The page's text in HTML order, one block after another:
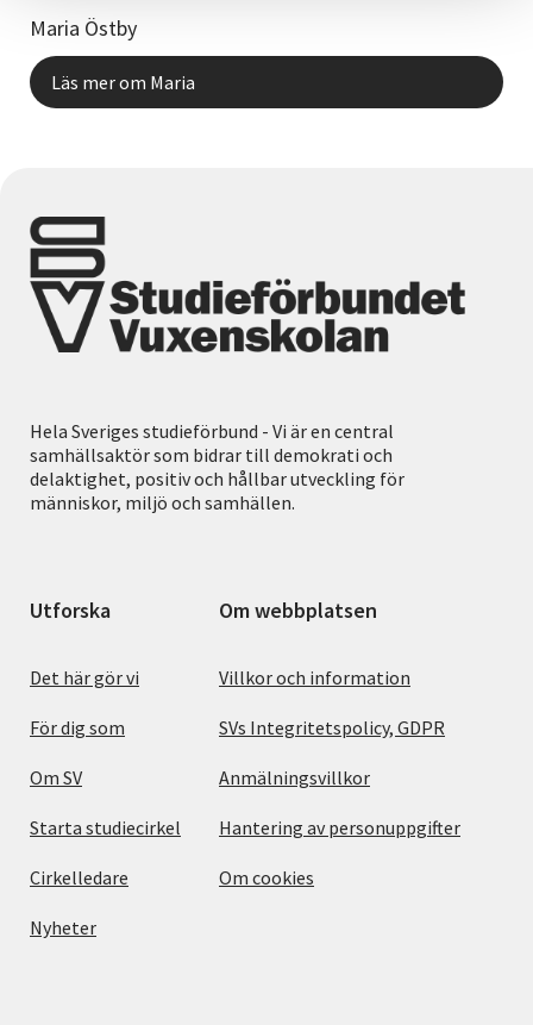
Maria Östby
Läs mer om Maria
Hela Sveriges studieförbund - Vi är en central
samhällsaktör som bidrar till demokrati och
delaktighet, positiv och hållbar utveckling för
människor, miljö och samhällen.
Utforska
Det här gör vi
För dig som
Om SV
Starta studiecirkel
Cirkelledare
Nyheter
Om webbplatsen
Villkor och information
SVs Integritetspolicy, GDPR
Anmälningsvillkor
Hantering av personuppgifter
Om cookies